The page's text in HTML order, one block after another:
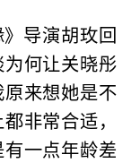
导演胡玫回
何让关晓彤
来想她是不
非常合适，
一点年龄差